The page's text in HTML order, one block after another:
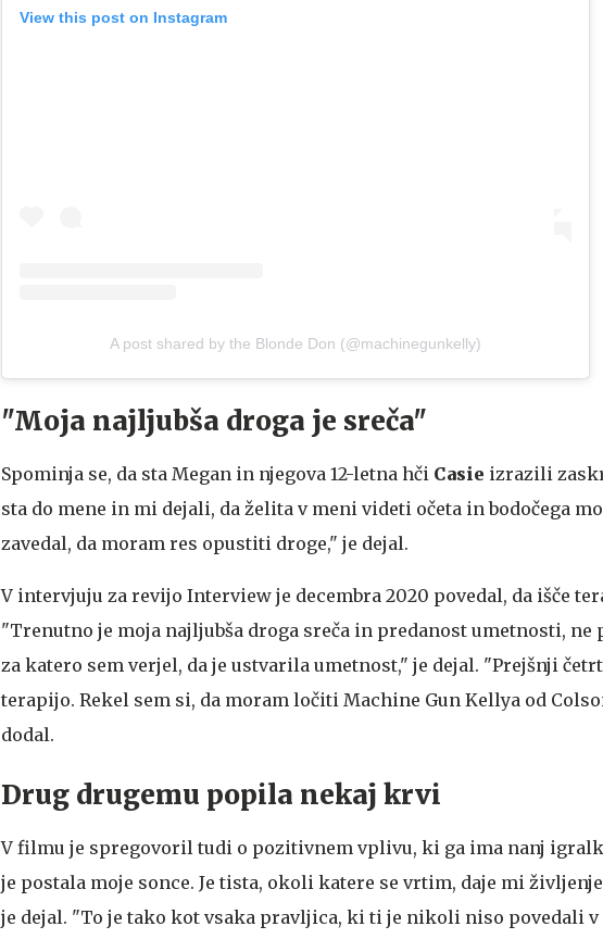
View this post on Instagram
A post shared by the Blonde Don (@machinegunkelly)
"Moja najljubša droga je sreča"
Spominja se, da sta Megan in njegova 12-letna hči Casie izrazili
sta do mene in mi dejali, da želita v meni videti očeta in bodočega
zavedal, da moram res opustiti droge," je dejal.
V intervjuju za revijo Interview je decembra 2020 povedal, da išče
"Trenutno je moja najljubša droga sreča in predanost umetnosti, ne
za katero sem verjel, da je ustvarila umetnost," je dejal. "Prejšnji
terapijo. Rekel sem si, da moram ločiti Machine Gun Kellya od
dodal.
Drug drugemu popila nekaj krvi
V filmu je spregovoril tudi o pozitivnem vplivu, ki ga ima nanj
je postala moje sonce. Je tista, okoli katere se vrtim, daje mi
je dejal. "To je tako kot vsaka pravljica, ki ti je nikoli niso povedali v